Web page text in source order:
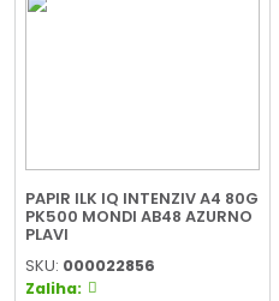
PAPIR ILK IQ INTENZIV A4 80G
PK500 MONDI AB48 AZURNO
PLAVI
SKU: 000022856
Zaliha: